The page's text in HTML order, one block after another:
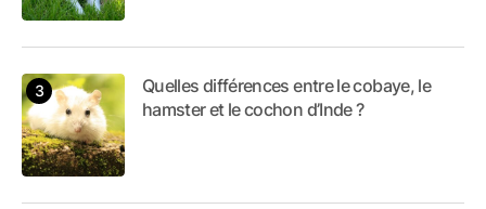
Quelles différences entre le cobaye, le
hamster et le cochon d’Inde ?